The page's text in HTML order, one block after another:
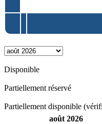
Disponible
Partiellement réservé
Partiellement disponible
août 2026